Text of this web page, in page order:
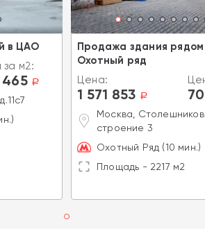
в ЦАО
м2:
a
Продажа здания
Охотный ряд
Цена:
1 571 853 a
Москва,
строение 3
Охотный Ряд (10 мин.)
Площадь - 2217 м2